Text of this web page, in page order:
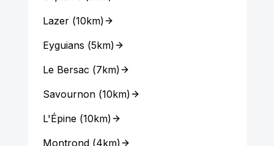
Lazer(10km)
Eyguians (5km)
Le Bersac (7km)
Savournon(10km)
L'Épine(10km)
Montrond(4km)